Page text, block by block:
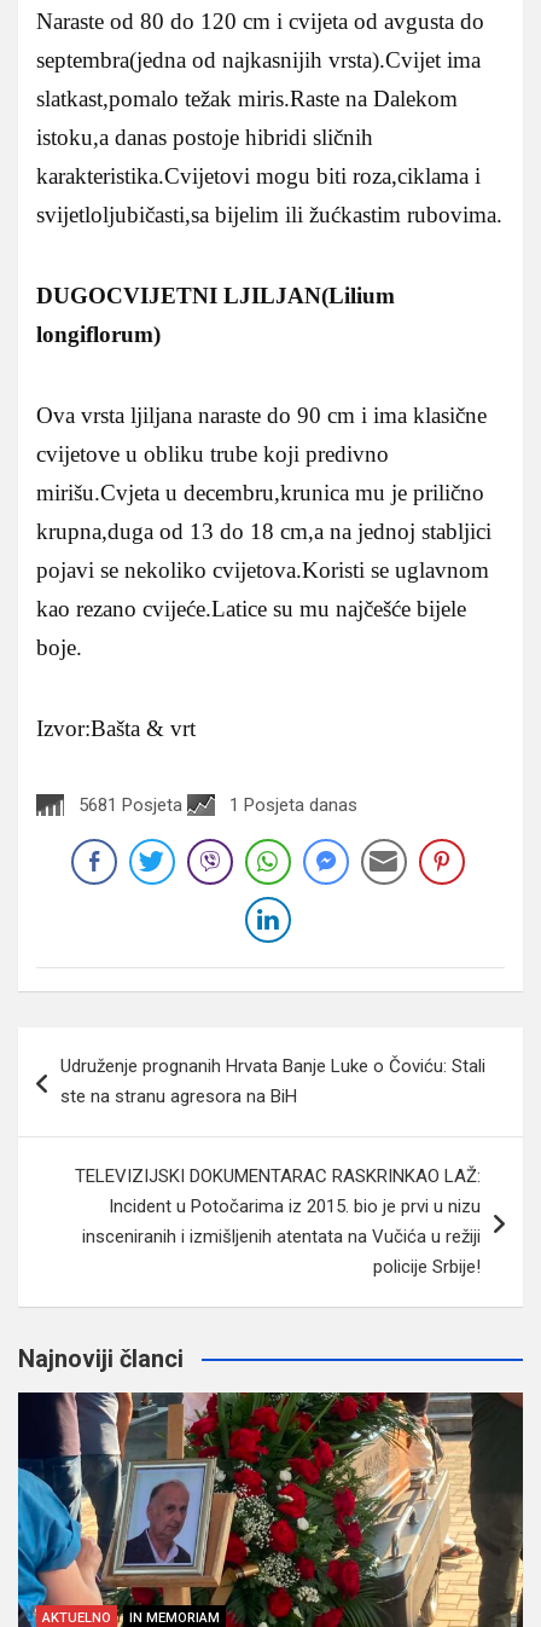
Naraste od 80 do 120 cm i cvijeta od avgusta do
septembra(jedna od najkasnijih vrsta).Cvijet ima
slatkast,pomalo težak miris.Raste na Dalekom
istoku,a danas postoje hibridi sličnih
karakteristika.Cvijetovi mogu biti roza,ciklama i
svijetloljubičasti,sa bijelim ili žućkastim rubovima.
DUGOCVIJETNI LJILJAN(Lilium
longiflorum)
Ova vrsta ljiljana naraste do 90 cm i ima klasične
cvijetove u obliku trube koji predivno
mirišu.Cvjeta u decembru,krunica mu je prilično
krupna,duga od 13 do 18 cm,a na jednoj stabljici
pojavi se nekoliko cvijetova.Koristi se uglavnom
kao rezano cvijeće.Latice su mu najčešće bijele
boje.
Izvor:Bašta & vrt
5681 Posjeta 1 Posjeta danas
članaka
Udruženje prognanih Hrvata Banje Luke o Čoviću: Stali
ste na stranu agresora na BiH
TELEVIZIJSKI DOKUMENTARAC RASKRINKAO LAŽ:
Incident u Potočarima iz 2015. bio je prvi u nizu
insceniranih i izmišljenih atentata na Vučića u režiji
policije Srbije!
Najnoviji članci
AKTUELNO IN MEMORIAM